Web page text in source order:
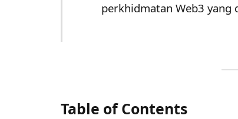
perkhidmatan Web3 yang
Table of Contents